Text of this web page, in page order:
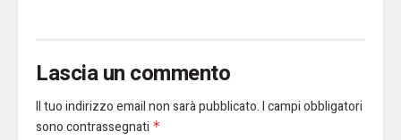
Lascia un commento
Il tuo indirizzo email non sarà pubblicato.I campi obbligatori
sono contrassegnati *